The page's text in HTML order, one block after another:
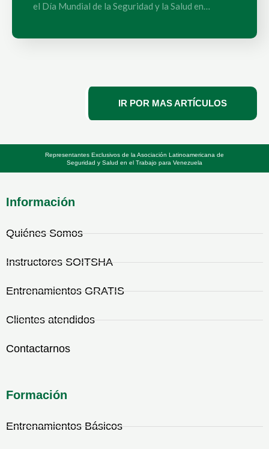
el Día Mundial de la Seguridad y la Salud en…
IR POR MAS ARTÍCULOS
Representantes Exclusivos de la Asociación Latinoamericana de
Seguridad y Salud en el Trabajo para Venezuela
Información
Quiénes Somos
Instructores SOITSHA
Entrenamientos GRATIS
Clientes atendidos
Contactarnos
Formación
Entrenamientos Básicos